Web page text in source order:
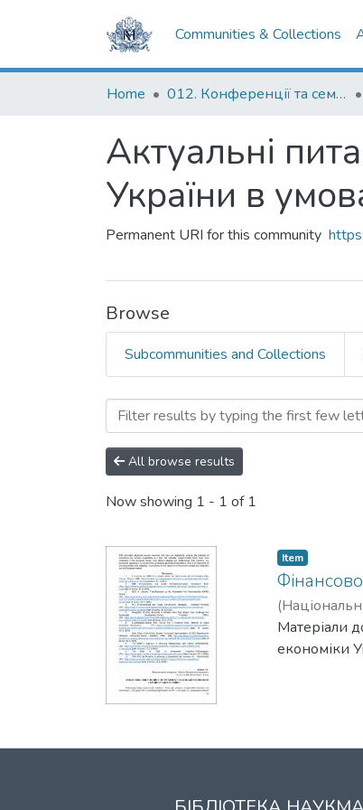
Communities & Collections
Home 012. Конференції та семінари НаУКМА
Актуальні
України в
Permanent URI for this community
Browse
Subcommunities and Collections
Browsing Актуальні
All browse results
Now showing 1 - 1 of 1
Item
(
Матеріали
економіки